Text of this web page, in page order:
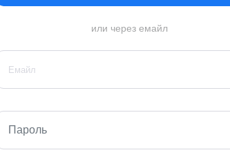
или через емайл